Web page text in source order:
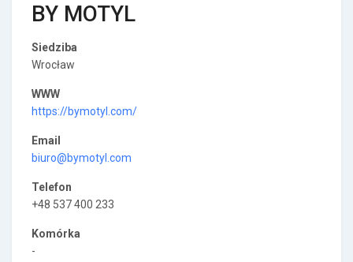
BY MOTYL
Siedziba
Wrocław
WWW
https://bymotyl.com/
Email
biuro@bymotyl.com
Telefon
+48 537 400 233
Komórka
-